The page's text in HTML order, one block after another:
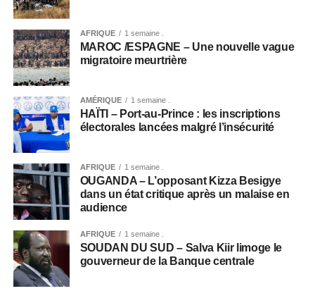
AFRIQUE 1 semaine .
MAROC /ESPAGNE – Une nouvelle vague
migratoire meurtrière
AMÉRIQUE 1 semaine .
HAÏTI – Port-au-Prince : les inscriptions
électorales lancées malgré l’insécurité
AFRIQUE 1 semaine .
OUGANDA – L’opposant Kizza Besigye
dans un état critique après un malaise en
audience
AFRIQUE 1 semaine .
SOUDAN DU SUD – Salva Kiir limoge le
gouverneur de la Banque centrale